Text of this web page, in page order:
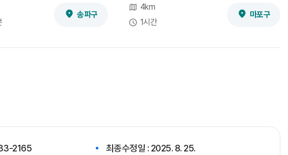
송파구
4km
1시간
마포구
2165 최종수정일 : 2025. 8. 25.